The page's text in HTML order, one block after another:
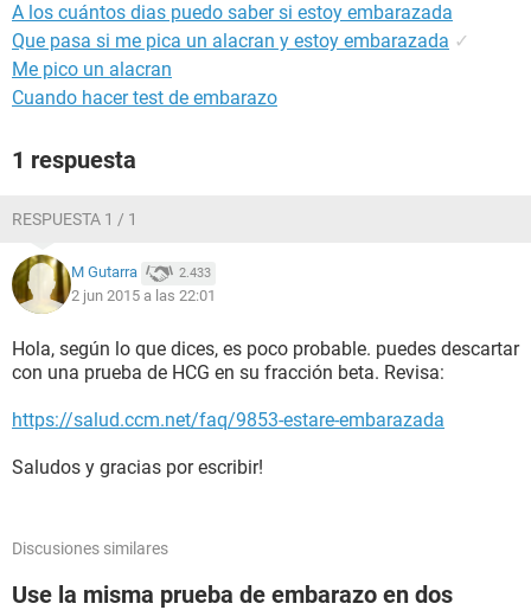
A los cuántos dias puedo saber si estoy embarazada
Que pasa si me pica un alacran y estoy embarazada ✓
Me pico un alacran
Cuando hacer test de embarazo
1 respuesta
RESPUESTA 1 / 1
M Gutarra 2.433
2 jun 2015 a las 22:01
Hola, según lo que dices, es poco probable. puedes descartar
con una prueba de HCG en su fracción beta. Revisa:
https://salud.ccm.net/faq/9853-estare-embarazada
Saludos y gracias por escribir!
Discusiones similares
Use la misma prueba de embarazo en dos